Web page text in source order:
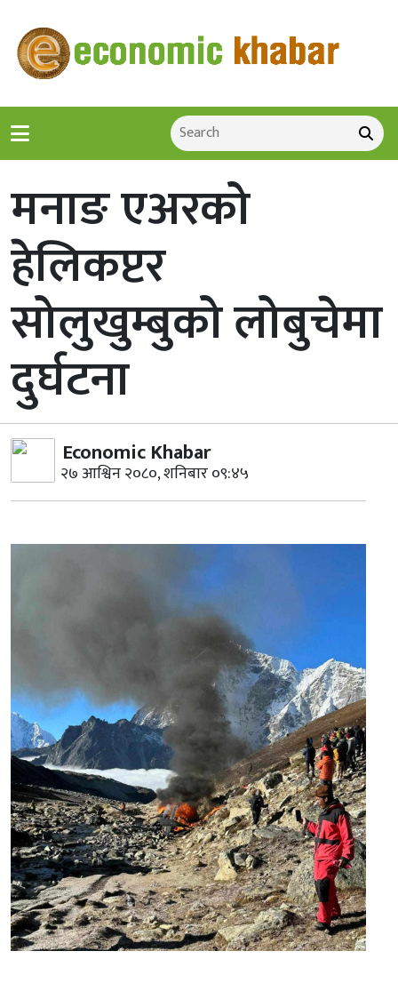
मनाङ एअरको
हेलिकप्टर
सोलुखुम्बुको लोबुचेमा
दुर्घटना
Economic Khabar
२७ आश्विन २०८०, शनिबार ०९:४५